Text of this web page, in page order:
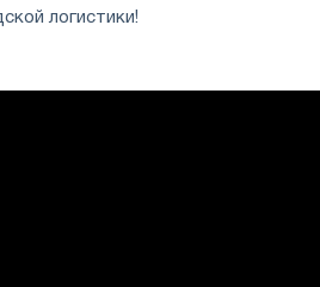
логистики!